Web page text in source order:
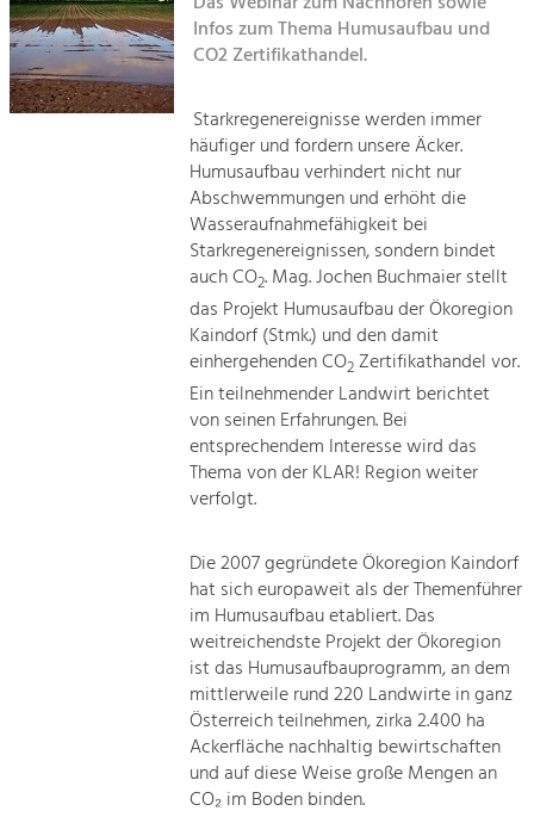
Kirchen am Fluss
Suche
Tourismus
Angebotsentwicklung und
Positionierung.
Kunst & Kultur
Handwerk, Wissenschaft und Forschung.
Soziales, Bildung &
Gleichberechtigung, Jugend und
Mobilität & Energie
Klimawandel, öffentlicher Verkehr und
erneuerbare Energie
Steigerung regionaler Wertschöpfung
Infos zum Thema Humusaufbau und
CO2 Zertifikathandel.
Starkregenereignisse werden immer
häufiger und fordern unsere Äcker.
Humusaufbau verhindert nicht nur
Abschwemmungen und erhöht die
Wasseraufnahmefähigkeit bei
Starkregenereignissen, sondern bindet
auch CO2. Mag. Jochen Buchmaier stellt
das Projekt Humusaufbau der Ökoregion
Kaindorf (Stmk.) und den damit
einhergehenden CO2Zertifikathandel vor.
Ein teilnehmender Landwirt berichtet
von seinen Erfahrungen. Bei
entsprechendem Interesse wird das
Thema von der KLAR! Region weiter
verfolgt.
Die 2007 gegründete Ökoregion Kaindorf
hat sich europaweit als der Themenführer
im Humusaufbau etabliert. Das
weitreichendste Projekt der Ökoregion
ist das Humusaufbauprogramm, an dem
mittlerweile rund 220 Landwirte in ganz
Österreich teilnehmen, zirka 2.400 ha
Ackerfläche nachhaltig bewirtschaften
und auf diese Weise große Mengen an
CO₂ im Boden binden.